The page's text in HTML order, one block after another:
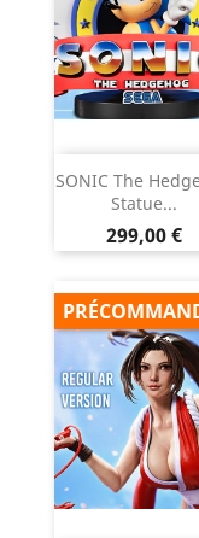
SONIC The
Statue...
Prix
299,00 €